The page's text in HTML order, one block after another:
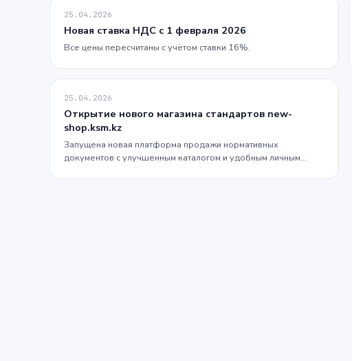
25.04.2026
Новая ставка НДС с 1 февраля 2026
Все цены пересчитаны с учётом ставки 16%.
25.04.2026
Открытие нового магазина стандартов new-
shop.ksm.kz
Запущена новая платформа продажи нормативных
документов с улучшенным каталогом и удобным личным